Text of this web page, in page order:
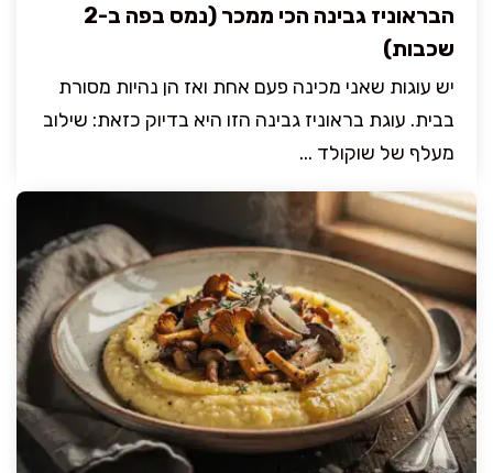
הבראוניז גבינה הכי ממכר (נמס בפה ב-2
שכבות)
יש עוגות שאני מכינה פעם אחת ואז הן נהיות מסורת
בבית. עוגת בראוניז גבינה הזו היא בדיוק כזאת: שילוב
מעלף של שוקולד ...